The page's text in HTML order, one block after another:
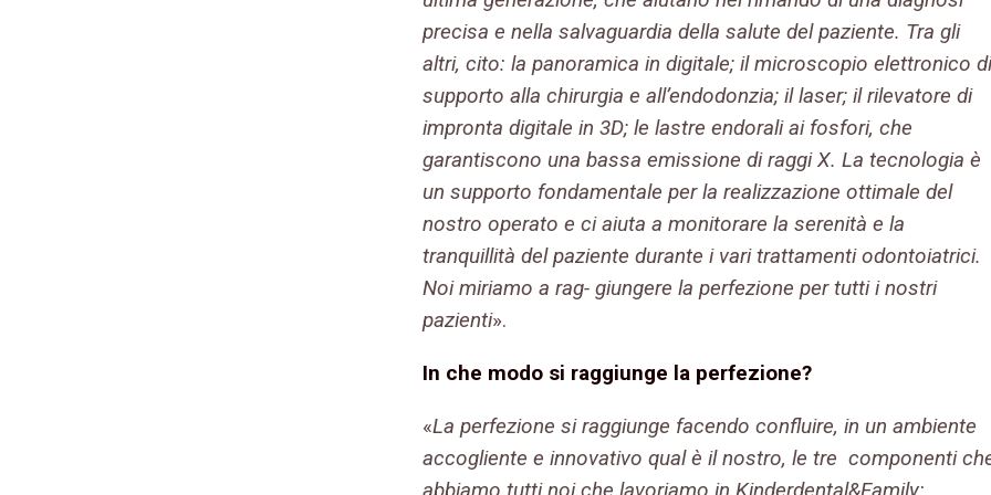
precisa e nella salvaguardia della salute del paziente. Tra gli
altri, cito: la panoramica in digitale; il microscopio elettronico di
supporto alla chirurgia e all’endodonzia; il laser; il rilevatore di
impronta digitale in 3D; le lastre endorali ai fosfori, che
garantiscono una bassa emissione di raggi X. La tecnologia è
un supporto fondamentale per la realizzazione ottimale del
nostro operato e ci aiuta a monitorare la serenità e la
tranquillità del paziente durante i vari trattamenti odontoiatrici.
Noi miriamo a rag- giungere la perfezione per tutti i nostri
pazienti».
In che modo si raggiunge la perfezione?
«La perfezione si raggiunge facendo confluire, in un ambiente
accogliente e innovativo qual è il nostro, le tre componenti